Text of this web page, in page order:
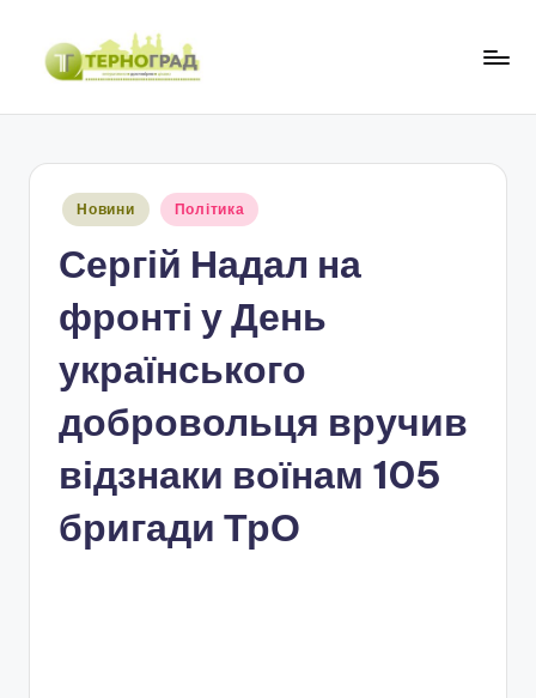
Перейти
Опубліковано
Новини Політика
Сергій Надал на
фронті у День
українського
добровольця вручив
відзнаки воїнам 105
бригади ТрО